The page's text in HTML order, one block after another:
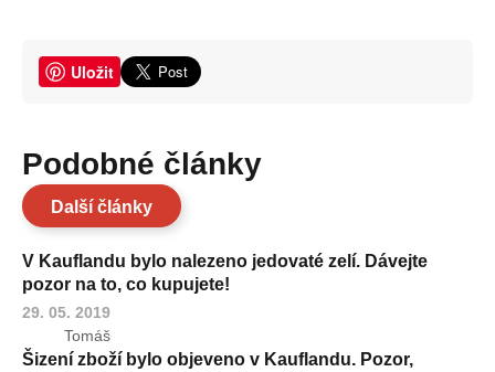
Uložit
Podobné články
Další články
V Kauflandu bylo nalezeno jedovaté zelí. Dávejte
pozor na to, co kupujete!
29. 05. 2019
Tomáš
Šizení zboží bylo objeveno v Kauflandu. Pozor,